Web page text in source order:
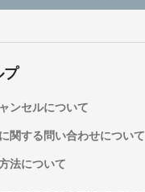
プ
ンセルについて
関する問い合わせについて
法について